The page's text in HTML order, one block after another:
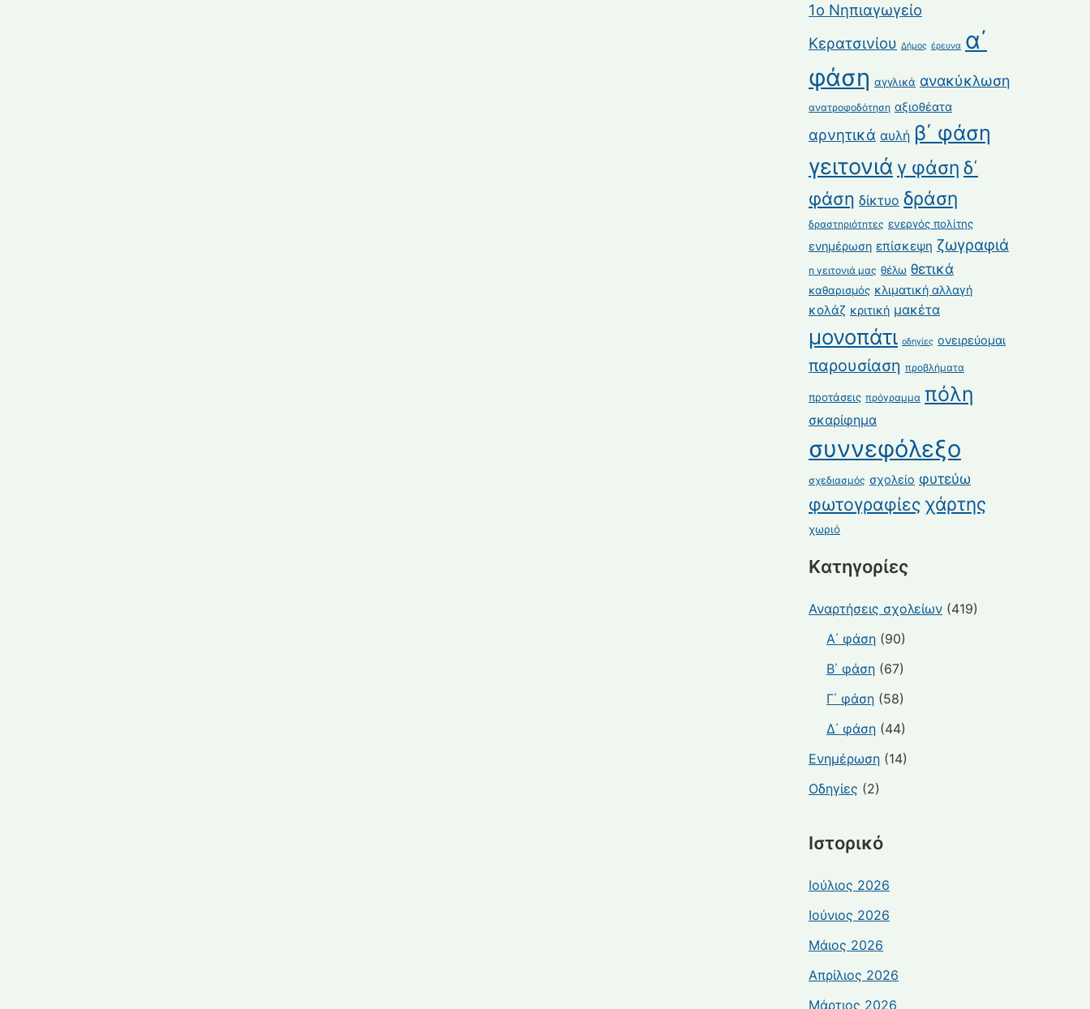
1ο Νηπιαγωγείο
Κερατσινίου Δήμος έρευνα α΄
φάση αγγλικά ανακύκλωση
ανατροφοδότηση αξιοθέατα
αρνητικά αυλή β΄ φάση
γειτονιά γ φάση δ΄
φάση δίκτυο δράση
δραστηριότητες ενεργός πολίτης
ενημέρωση επίσκεψη ζωγραφιά
η γειτονιά μας θέλω θετικά
καθαρισμός κλιματική αλλαγή
κολάζ κριτική μακέτα
μονοπάτι οδηγίες ονειρεύομαι
παρουσίαση προβλήματα
προτάσεις πρόγραμμα πόλη
σκαρίφημα
συννεφόλεξο
σχεδιασμός σχολείο φυτεύω
φωτογραφίες χάρτης
χωριό
Kατηγορίες
Αναρτήσεις σχολείων (419)
Α΄ φάση (90)
Β΄ φάση (67)
Γ΄ φάση (58)
Δ΄ φάση (44)
Ενημέρωση (14)
Οδηγίες (2)
Ιστορικό
Ιούλιος 2026
Ιούνιος 2026
Μάιος 2026
Απρίλιος 2026
Μάρτιος 2026